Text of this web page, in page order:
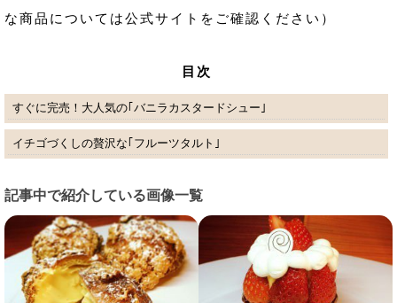
な商品については公式サイトをご確認ください）
目次
すぐに完売！大人気の｢バニラカスタードシュー｣
イチゴづくしの贅沢な｢フルーツタルト｣
記事中で紹介している画像一覧